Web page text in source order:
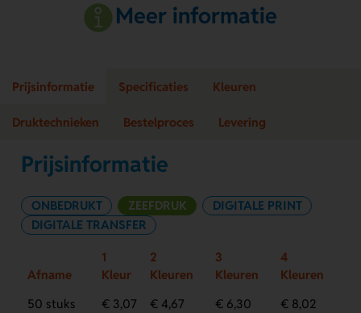
Meer informatie
Prijsinformatie Specificaties Kleuren
Druktechnieken Bestelproces Levering
Prijsinformatie
ONBEDRUKT ZEEFDRUK
DIGITALE PRINT
DIGITALE TRANSFER
Afname
1
Kleur
2
Kleuren
3
Kleuren
4
Kleuren
50 stuks
€ 3,07 € 4,67 € 6,30 € 8,02